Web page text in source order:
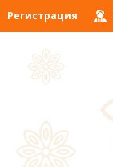
Регистрация